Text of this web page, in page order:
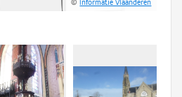
©Informatie Vlaanderen